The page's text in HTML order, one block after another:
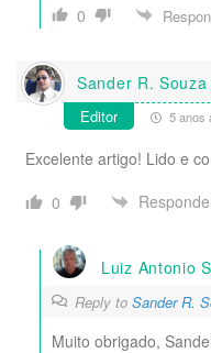
0
Sander R. Souza
Editor 5 anos
Excelente artigo! Lido e
0
Luiz Antonio
Reply to Sander R.
Muito obrigado,